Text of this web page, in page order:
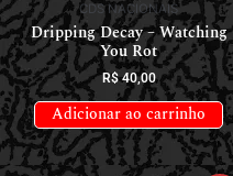
CDS NACIONAIS
Dripping Decay – Watching
You Rot
R$40,00
Adicionar ao carrinho